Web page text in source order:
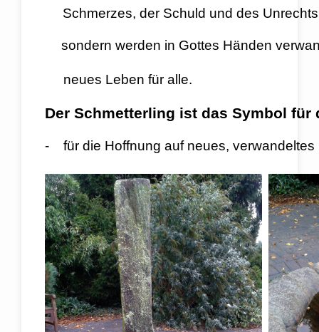
Schmerzes, der Schuld und des
sondern werden in Gottes Händen
neues Leben für alle.
Der Schmetterling ist das Symbol für
- für die Hoffnung auf neues, verwandeltes